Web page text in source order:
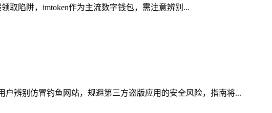
取陷阱，imtoken作为主流数字钱包，需注意辨别...
辨别仿冒钓鱼网站，规避第三方盗版应用的安全风险，指南将...